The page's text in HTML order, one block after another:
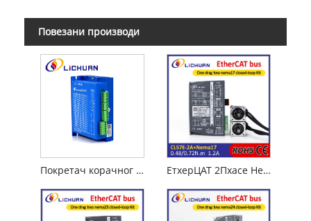
Повезани производи
Покретач корачног мотора затворене петље за прецизну контролу ЕтхерЦАТ 2Пхасе Нема17 2-Акис ДЦ Цлосед Лооп Степер Мотор Дриверс Кит